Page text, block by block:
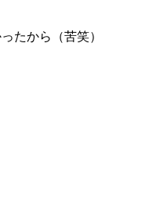
たから（苦笑）